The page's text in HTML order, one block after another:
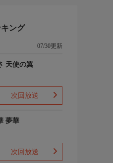
ング
07/30更新
天使の翼
次回放送
夢華
次回放送